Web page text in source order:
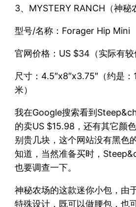
3、MYSTERY RANCH（神秘
型号/名称：Forager Hip Mini
官网价格：US $34（实际有较
尺寸：4.5″x8″x3.75″（约是
米）
我在Google搜索看到
的卖US $15.98，还有其它颜
别贵几块，这个网站没有黑色
知道，当然准备买时，
也要调查一下。
神秘农场的这款迷你小包，由
特殊设计，既可以做腰包，也